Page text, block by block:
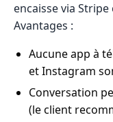
encaisse via
Avantages :
Aucune app à
et Instagram
Conversation
(le client